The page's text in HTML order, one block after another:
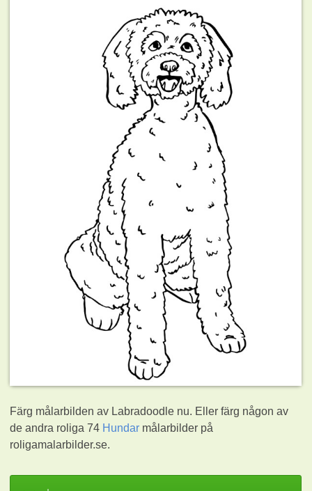
Färg målarbilden av Labradoodle nu. Eller färg någon av
de andra roliga 74 Hundar målarbilder på
roligamalarbilder.se.